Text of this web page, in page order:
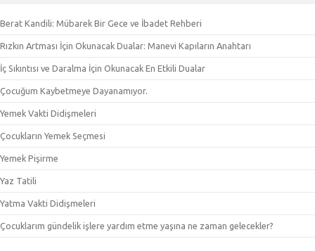
Berat Kandili: Mübarek Bir Gece ve İbadet Rehberi
Rızkın Artması İçin Okunacak Dualar: Manevi Kapıların Anahtarı
İç Sıkıntısı ve Daralma İçin Okunacak En Etkili Dualar
Çocuğum Kaybetmeye Dayanamıyor.
Yemek Vakti Didişmeleri
Çocukların Yemek Seçmesi
Yemek Pişirme
Yaz Tatili
Yatma Vakti Didişmeleri
Çocuklarım gündelik işlere yardım etme yaşına ne zaman gelecekler?